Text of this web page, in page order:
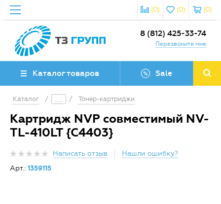
(0)
(0)
(0)
8 (812) 425-33-74
Перезвоните мне
Каталог товаров Sale
Каталог / / Тонер-картриджи
Картридж NVP совместимый NV-
TL-410LT {C4403}
Написать отзыв
Нашли ошибку?
Арт.: 1359115